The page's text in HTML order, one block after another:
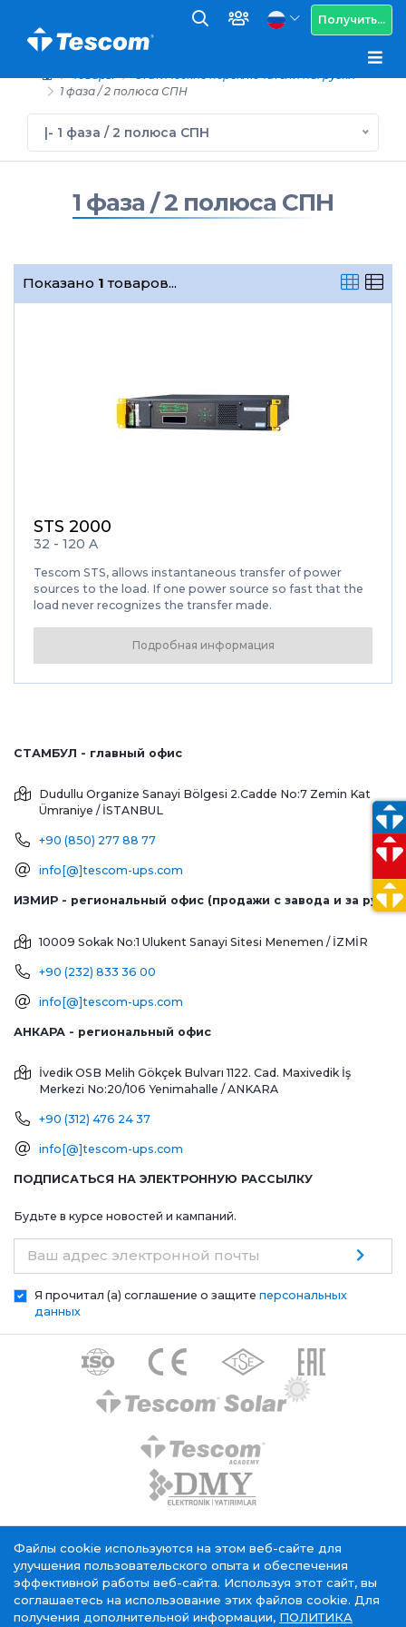
Получить...
Товары
Статические переключатели нагрузки
1 фаза / 2 полюса СПН
|- 1 фаза / 2 полюса СПН
1 фаза / 2 полюса СПН
Показано 1 товаров...
STS 2000
32 - 120 A
Tescom STS, allows instantaneous transfer of power
sources to the load. If one power source so fast that the
load never recognizes the transfer made.
Подробная информация
СТАМБУЛ - главный офис
Dudullu Organize Sanayi Bölgesi 2.Cadde No:7 Zemin Kat
Ümraniye / İSTANBUL
+90 (850) 277 88 77
info[@]tescom-ups.com
ИЗМИР - региональный офис (продажи с завода и за рубеж)
10009 Sokak No:1 Ulukent Sanayi Sitesi Menemen / İZMİR
+90 (232) 833 36 00
info[@]tescom-ups.com
АНКАРА - региональный офис
İvedik OSB Melih Gökçek Bulvarı 1122. Cad. Maxivedik İş
Merkezi No:20/106 Yenimahalle / ANKARA
+90 (312) 476 24 37
info[@]tescom-ups.com
ПОДПИСАТЬСЯ НА ЭЛЕКТРОННУЮ РАССЫЛКУ
Будьте в курсе новостей и кампаний.
Ваш адрес электронной почты
Я прочитал (а) соглашение о защите персональных
данных
Tescom Elektronik KVKK Общий пояснительный текст
Политика использования файлов cookie
Служба информационного общества
Файлы cookie используются на этом веб-сайте для
улучшения пользовательского опыта и обеспечения
эффективной работы веб-сайта. Используя этот сайт, вы
соглашаетесь на использование этих файлов cookie. Для
получения дополнительной информации, ПОЛИТИКА